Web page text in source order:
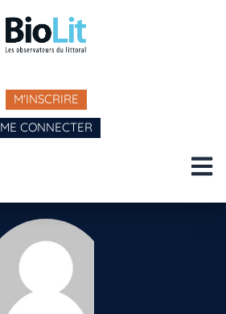
M'INSCRIRE
ME CONNECTER